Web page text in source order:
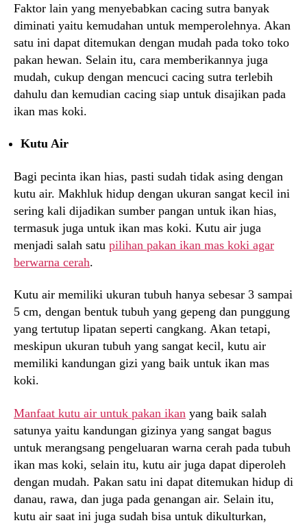
Faktor lain yang menyebabkan cacing sutra banyak
diminati yaitu kemudahan untuk memperolehnya. Akan
satu ini dapat ditemukan dengan mudah pada toko toko
pakan hewan. Selain itu, cara memberikannya juga
mudah, cukup dengan mencuci cacing sutra terlebih
dahulu dan kemudian cacing siap untuk disajikan pada
ikan mas koki.
Kutu Air
Bagi pecinta ikan hias, pasti sudah tidak asing dengan
kutu air. Makhluk hidup dengan ukuran sangat kecil ini
sering kali dijadikan sumber pangan untuk ikan hias,
termasuk juga untuk ikan mas koki. Kutu air juga
menjadi salah satu pilihan pakan ikan mas koki agar
berwarna cerah.
Kutu air memiliki ukuran tubuh hanya sebesar 3 sampai
5 cm, dengan bentuk tubuh yang gepeng dan punggung
yang tertutup lipatan seperti cangkang. Akan tetapi,
meskipun ukuran tubuh yang sangat kecil, kutu air
memiliki kandungan gizi yang baik untuk ikan mas
koki.
Manfaat kutu air untuk pakan ikan yang baik salah
satunya yaitu kandungan gizinya yang sangat bagus
untuk merangsang pengeluaran warna cerah pada tubuh
ikan mas koki, selain itu, kutu air juga dapat diperoleh
dengan mudah. Pakan satu ini dapat ditemukan hidup di
danau, rawa, dan juga pada genangan air. Selain itu,
kutu air saat ini juga sudah bisa untuk dikulturkan,